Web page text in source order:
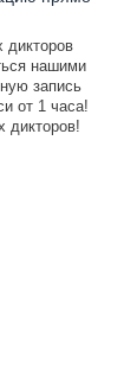
дикторов
нашими
запись
от 1 часа!
дикторов!